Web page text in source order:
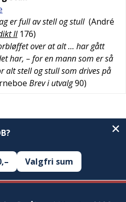
er full av stell og stull (André
II 176)
over at alt … har gått
har, – for en mann som er så
alt stell og stull som drives på
Brev i utvalg90)
Valgfri sum